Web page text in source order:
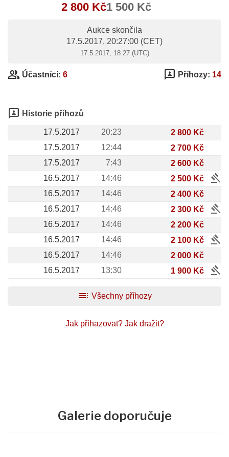
2 800 Kč1 500 Kč
Aukce skončila
17.5.2017, 20:27:00 (CET)
17.5.2017, 18:27 (UTC)
group Účastníci: 6 3p Příhozy: 14
3p Historie příhozů
17.5.2017 20:23
2 800 Kč
17.5.2017
12:44
2 700 Kč
17.5.2017
7:43
2 600 Kč
16.5.2017
14:46 2 500 Kč gavel
16.5.2017 14:46
2 400 Kč
16.5.2017
14:46 2 300 Kč gavel
16.5.2017 14:46
2 200 Kč
16.5.2017
14:46 2 100 Kč gavel
16.5.2017 14:46
2 000 Kč
16.5.2017
13:30 1 900 Kč
gavel
toc Všechny příhozy
Jak přihazovat? Jak dražit?
Galerie doporučuje